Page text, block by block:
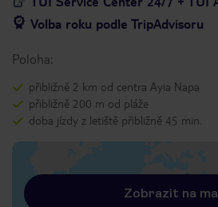
Volba roku podle TripAdvisoru
Poloha:
přibližně 2 km od centra Ayia Napa
přibližně 200 m od pláže
doba jízdy z letiště přibližně 45 min.
Zobrazit na